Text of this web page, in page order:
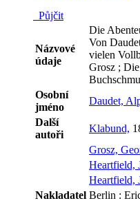
Půjčit
Názvové
údaje
Die
Von
vielen
Grosz ;
Osobní
jméno
Daudet,
Další
autoři
Klabund,
Grosz,
Heartfield,
Heartfield,
Nakladatel Berlin :